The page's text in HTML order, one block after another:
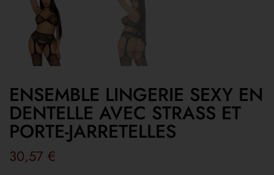
ENSEMBLE LINGERIE SEXY EN
DENTELLE AVEC STRASS ET
PORTE-JARRETELLES
30,57 €